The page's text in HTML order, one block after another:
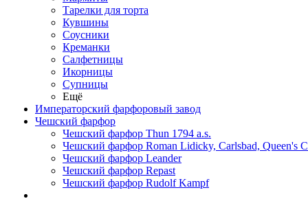
Тарелки для торта
Кувшины
Соусники
Креманки
Салфетницы
Икорницы
Супницы
Ещё
Императорский фарфоровый завод
Чешский фарфор
Чешский фарфор Thun 1794 a.s.
Чешский фарфор Roman Lidicky, Carlsbad, Queen's
Чешский фарфор Leander
Чешский фарфор Repast
Чешский фарфор Rudolf Kampf